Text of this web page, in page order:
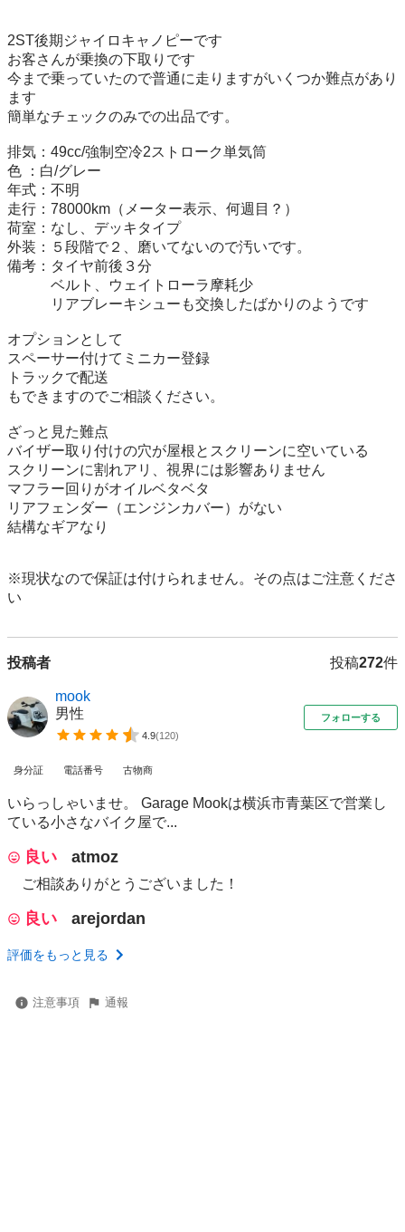
2ST後期ジャイロキャノピーです
お客さんが乗換の下取りです
今まで乗っていたので普通に走りますがいくつか難点があり
ます
簡単なチェックのみでの出品です。
排気：49cc/強制空冷2ストローク単気筒
色 ：白/グレー
年式：不明
走行：78000km（メーター表示、何週目？）
荷室：なし、デッキタイプ
外装：５段階で２、磨いてないので汚いです。
備考：タイヤ前後３分
ベルト、ウェイトローラ摩耗少
リアブレーキシューも交換したばかりのようです
オプションとして
スペーサー付けてミニカー登録
トラックで配送
もできますのでご相談ください。
ざっと見た難点
バイザー取り付けの穴が屋根とスクリーンに空いている
スクリーンに割れアリ、視界には影響ありません
マフラー回りがオイルベタベタ
リアフェンダー（エンジンカバー）がない
結構なギアなり
※現状なので保証は付けられません。その点はご注意くださ
い
投稿者 投稿272件
mook
男性
4.9(120)
フォローする
身分証 電話番号 古物商
いらっしゃいませ。 Garage Mookは横浜市青葉区で営業し
ている小さなバイク屋で...
良い atmoz
ご相談ありがとうございました！
良い arejordan
評価をもっと見る
注意事項 通報